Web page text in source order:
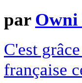
par Owni
C'est
française